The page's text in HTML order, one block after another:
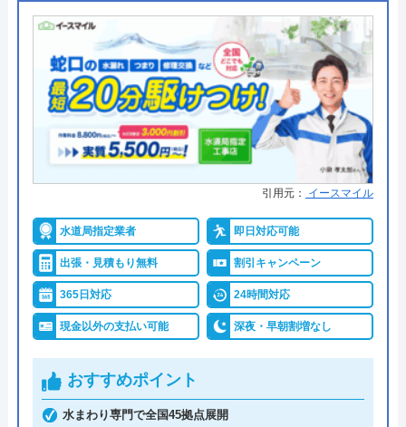
引用元： イースマイル
水道局指定業者 即日対応可能
出張・見積もり無料 割引キャンペーン
365日対応 24時間対応
現金以外の支払い可能 深夜・早朝割増なし
おすすめポイント
水まわり専門で全国45拠点展開